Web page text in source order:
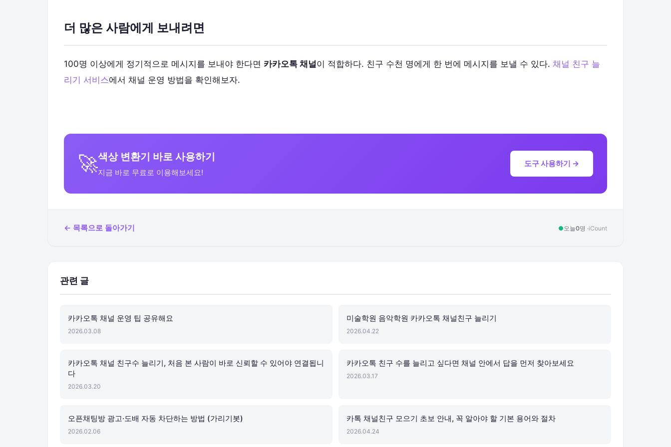
더 많은 사람에게 보내려면
100명 이상에게 정기적으로 메시지를 보내야 한다면 카카오톡 채널이 적합하다. 친구 수천 명에게 한 번에 메시지를 보낼 수 있다. 채널 친구 늘
리기 서비스에서 채널 운영 방법을 확인해보자.
🚀색상 변환기 바로 사용하기
지금 바로 무료로 이용해보세요!
도구 사용하기 →
← 목록으로 돌아가기 ● 오늘0명 ·iCount
관련 글
카카오톡 채널 운영 팁 공유해요
2026.03.08
미술학원 음악학원 카카오톡 채널친구 늘리기
2026.04.22
카카오톡 채널 친구수 늘리기, 처음 본 사람이 바로 신뢰할 수 있어야 연결됩니
다
2026.03.20
카카오톡 친구 수를 늘리고 싶다면 채널 안에서 답을 먼저 찾아보세요
2026.03.17
오픈채팅방 광고·도배 자동 차단하는 방법 (가리기봇)
2026.02.06
카톡 채널친구 모으기 초보 안내, 꼭 알아야 할 기본 용어와 절차
2026.04.24